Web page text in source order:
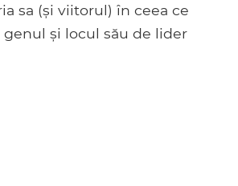
sa (și viitorul) în ceea ce
genul și locul său de lider